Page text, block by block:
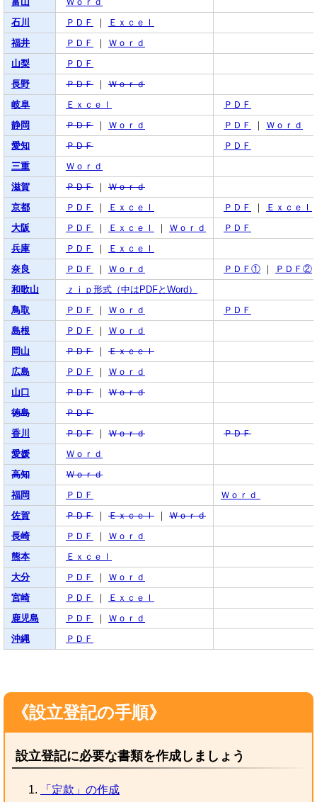
石川
ＰＤＦ ｜
Ｅｘｃｅｌ
福井
ＰＤＦ ｜ Ｗｏｒｄ
山梨
ＰＤＦ
長野
ＰＤＦ ｜ Ｗｏｒｄ
岐阜
Ｅｘｃｅｌ
ＰＤＦ
静岡
ＰＤＦ ｜ Ｗｏｒｄ ＰＤＦ ｜ Ｗｏｒｄ
愛知
ＰＤＦ
ＰＤＦ
三重
Ｗｏｒｄ
滋賀
ＰＤＦ ｜ Ｗｏｒｄ
京都
ＰＤＦ ｜ Ｅｘｃｅｌ ＰＤＦ ｜
Ｅｘｃｅｌ
大阪
ＰＤＦ ｜ Ｅｘｃｅｌ ｜ Ｗｏｒｄ
ＰＤＦ
兵庫
ＰＤＦ ｜
Ｅｘｃｅｌ
奈良
ＰＤＦ ｜ Ｗｏｒｄ ＰＤＦ① ｜
ＰＤＦ②
和歌山
ｚｉｐ形式（中はPDFとWord）
鳥取
ＰＤＦ ｜ Ｗｏｒｄ
ＰＤＦ
島根
ＰＤＦ ｜ Ｗｏｒｄ
岡山
ＰＤＦ ｜ Ｅｘｃｅｌ
広島
ＰＤＦ ｜ Ｗｏｒｄ
山口
ＰＤＦ ｜ Ｗｏｒｄ
徳島
ＰＤＦ
香川
ＰＤＦ ｜ Ｗｏｒｄ
ＰＤＦ
愛媛
Ｗｏｒｄ
高知
Ｗｏｒｄ
福岡
ＰＤＦ
Ｗｏｒｄ
佐賀
ＰＤＦ ｜ Ｅｘｃｅｌ ｜ Ｗｏｒｄ
長崎
ＰＤＦ ｜ Ｗｏｒｄ
熊本
Ｅｘｃｅｌ
大分
ＰＤＦ ｜ Ｗｏｒｄ
宮崎
ＰＤＦ ｜
Ｅｘｃｅｌ
鹿児島
ＰＤＦ ｜ Ｗｏｒｄ
沖縄
ＰＤＦ
《設立登記の手順》
設立登記に必要な書類を作成しましょう
「定款」の作成